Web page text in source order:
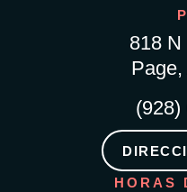
818
(928)
HORAS